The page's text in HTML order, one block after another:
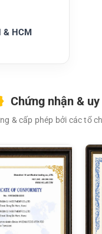
HCM
Chứng nhận &
& cấp phép bởi các tổ
XEM CHI